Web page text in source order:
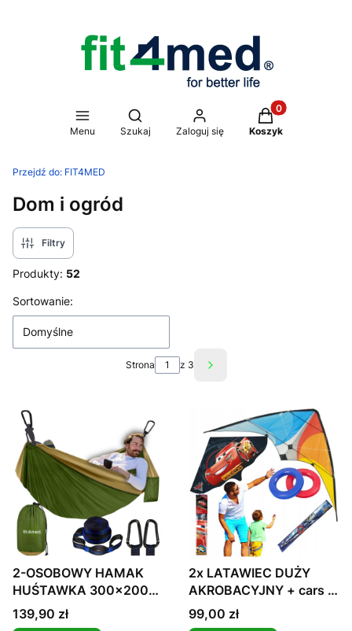
Menu
Otwórz wyszukiwarkę
Szukaj Zaloguj się
Produkty w
Koszyk
Przejdź do: FIT4MED
Dom i ogród
Filtry
Produkty: 52
Lista produktów
Sortowanie:
Domyślne
Strona z 3 Następne produkty
2-OSOBOWY HAMAK
HUŚTAWKA 300x200
DUŻY 300KG XXL
Cena
139,90 zł
2x LATAWIEC DUŻY
AKROBACYJNY + cars 3
DLA DZIECI
Cena
99,00 zł